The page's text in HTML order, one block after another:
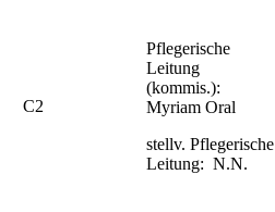
C2
Pflegerische
Leitung
(kommis.):
Myriam Oral
stellv. Pflegerische
Leitung: N.N.